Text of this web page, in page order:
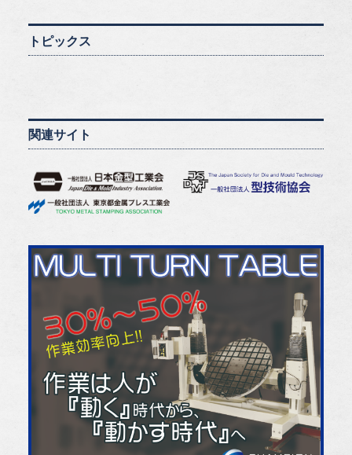
トピックス
関連サイト